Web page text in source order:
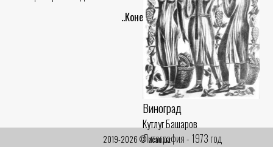
Кутлуг Башаров
Литография - 1973 год
Гранат
Кутлуг Башаров
Литография - 1973 год
Виноград
Кутлуг Башаров
Литография - 1973 год
..Конец..
2019-2026 © ocau.uz